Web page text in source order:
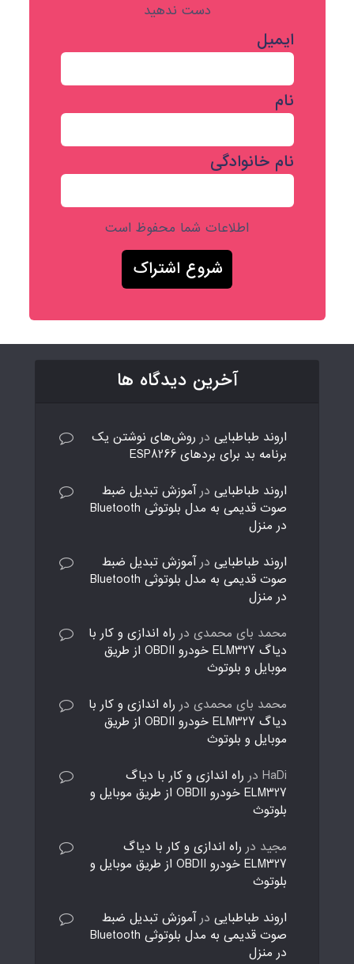
دست ندهید
ایمیل
نام
نام خانوادگی
اطلاعات شما محفوظ است
آخرین دیدگاه ها
اروند طباطبایی در روش‌های نوشتن یک
برنامه بد برای بردهای ESP8266
اروند طباطبایی درآموزش تبدیل ضبط
صوت قدیمی به مدل بلوتوثی Bluetooth
در منزل
اروند طباطبایی درآموزش تبدیل ضبط
صوت قدیمی به مدل بلوتوثی Bluetooth
در منزل
محمد بای محمدی در راه اندازی و کار با
دیاگ ELM327 خودرو OBDII از طریق
موبایل و بلوتوث
محمد بای محمدی در راه اندازی و کار با
دیاگ ELM327 خودرو OBDII از طریق
موبایل و بلوتوث
HaDi در راه اندازی و کار با دیاگ
ELM327 خودرو OBDII از طریق موبایل و
بلوتوث
مجید در راه اندازی و کار با دیاگ
ELM327 خودرو OBDII از طریق موبایل و
بلوتوث
اروند طباطبایی درآموزش تبدیل ضبط
صوت قدیمی به مدل بلوتوثی Bluetooth
در منزل